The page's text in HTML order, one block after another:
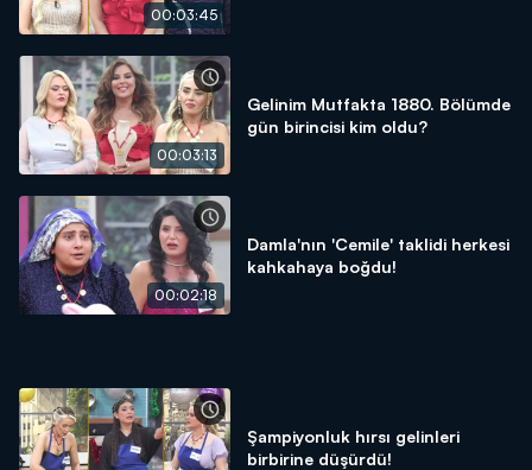
00:03:45
00:03:13
Gelinim Mutfakta 1880. Bölümde
gün birincisi kim oldu?
00:02:18
Damla'nın 'Cemile' taklidi herkesi
kahkahaya boğdu!
Şampiyonluk hırsı gelinleri
birbirine düşürdü!